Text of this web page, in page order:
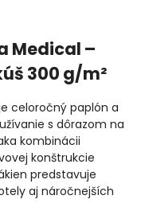
Medical –
300 g/m²
celoročný paplón a
s dôrazom na
kombinácii
konštrukcie
predstavuje
aj náročnejších